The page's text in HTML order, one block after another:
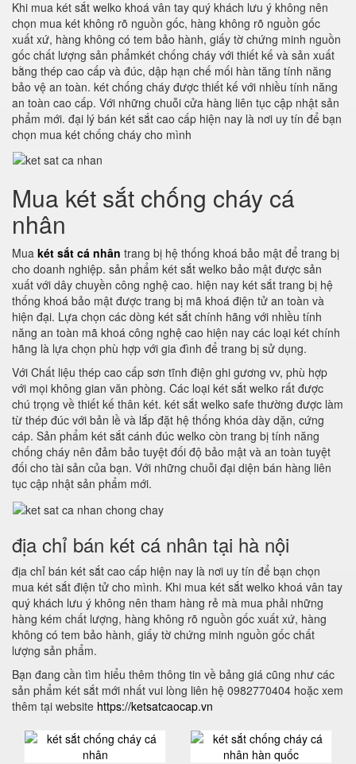
Khi mua két sắt welko khoá vân tay quý khách lưu ý không nên
chọn mua két không rõ nguồn gốc, hàng không rõ nguồn gốc
xuất xứ, hàng không có tem bảo hành, giấy tờ chứng minh nguồn
gốc chất lượng sản phẩmkét chống cháy với thiết kế và sản xuất
bằng thép cao cấp và đúc, dập hạn chế mối hàn tăng tính năng
bảo vệ an toàn. két chống cháy được thiết kế với nhiều tính năng
an toàn cao cấp. Với những chuỗi cửa hàng liên tục cập nhật sản
phẩm mới. đại lý bán két sắt cao cấp hiện nay là nơi uy tín để bạn
chọn mua két chống cháy cho mình
Mua két sắt chống cháy cá
nhân
Mua két sắt cá nhân trang bị hệ thống khoá bảo mật để trang bị
cho doanh nghiệp. sản phẩm két sắt welko bảo mật được sản
xuất với dây chuyền công nghệ cao. hiện nay két sắt trang bị hệ
thống khoá bảo mật được trang bị mã khoá điện tử an toàn và
hiện đại. Lựa chọn các dòng két sắt chính hãng với nhiều tính
năng an toàn mã khoá công nghệ cao hiện nay các loại két chính
hãng là lựa chọn phù hợp với gia đình để trang bị sử dụng.
Với Chất liệu thép cao cấp sơn tĩnh điện ghi gương vv, phù hợp
với mọi không gian văn phòng. Các loại két sắt welko rất được
chú trọng về thiết kế thân két. két sắt welko safe thường được làm
từ thép đúc với bản lề và lắp đặt hệ thống khóa dày dặn, cứng
cáp. Sản phẩm két sắt cánh đúc welko còn trang bị tính năng
chống cháy nên đảm bảo tuyệt đối độ bảo mật và an toàn tuyệt
đối cho tài sản của bạn. Với những chuỗi đại diện bán hàng liên
tục cập nhật sản phẩm mới.
địa chỉ bán két cá nhân tại hà nội
địa chỉ bán két sắt cao cấp hiện nay là nơi uy tín để bạn chọn
mua két sắt điện tử cho mình. Khi mua két sắt welko khoá vân tay
quý khách lưu ý không nên tham hàng rẻ mà mua phải những
hàng kém chất lượng, hàng không rõ nguồn gốc xuất xứ, hàng
không có tem bảo hành, giấy tờ chứng minh nguồn gốc chất
lượng sản phẩm.
Bạn đang cần tìm hiểu thêm thông tin về bảng giá cũng như các
sản phẩm két sắt mới nhất vui lòng liên hệ 0982770404 hoặc xem
thêm tại website https://ketsatcaocap.vn